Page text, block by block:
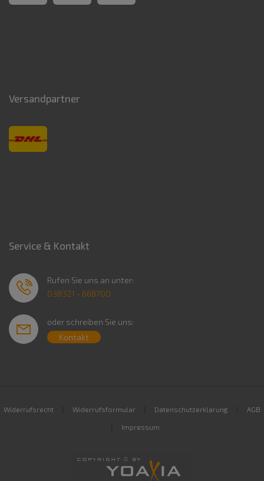
Versandpartner
Service & Kontakt
Rufen Sie uns an unter:
038321 - 688700
oder schreiben Sie uns:
Kontakt
Widerrufsrecht Widerrufsformular Datenschutzerklärung AGB
Impressum